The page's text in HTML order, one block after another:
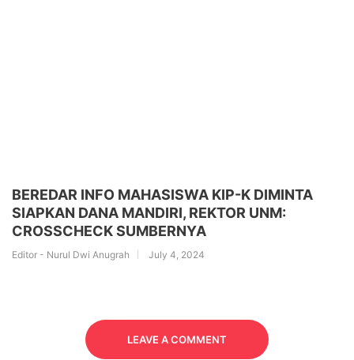
BEREDAR INFO MAHASISWA KIP-K DIMINTA
SIAPKAN DANA MANDIRI, REKTOR UNM:
CROSSCHECK SUMBERNYA
Editor - Nurul Dwi Anugrah July 4, 2024
LEAVE A COMMENT